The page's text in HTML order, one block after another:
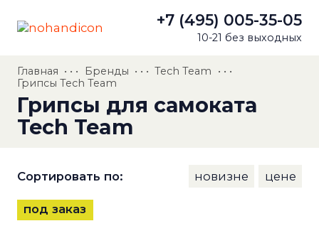
+7 (495) 005-35-05
10-21 без выходных
Главная • • • Бренды • • • Tech Team
• • •
Грипсы Tech Team
Грипсы для самоката
Tech Team
Сортировать по: новизне цене
под заказ